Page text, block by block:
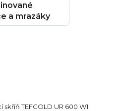
a mrazáky
skříň TEFCOLD UR 600 W1